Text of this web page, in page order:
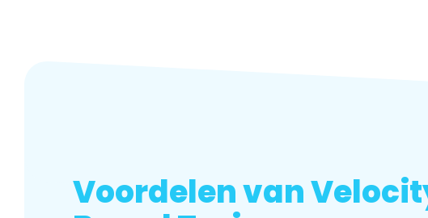
Voordelen van